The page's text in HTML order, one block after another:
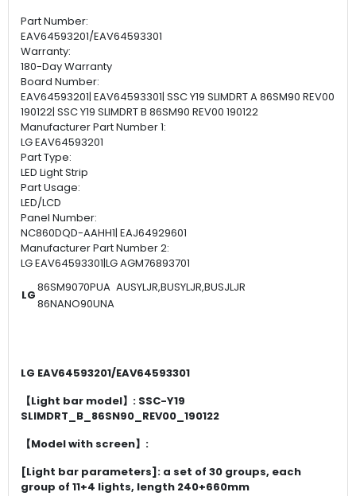
Part Number:
EAV64593201/EAV64593301
Warranty:
180-Day Warranty
Board Number:
EAV64593201| EAV64593301| SSC Y19 SLIMDRT A 86SM90 REV00
190122| SSC Y19 SLIMDRT B 86SM90 REV00 190122
Manufacturer Part Number 1:
LG EAV64593201
Part Type:
LED Light Strip
Part Usage:
LED/LCD
Panel Number:
NC860DQD-AAHH1| EAJ64929601
Manufacturer Part Number 2:
LG EAV64593301|LG AGM76893701
LG
86SM9070PUA AUSYLJR,BUSYLJR,BUSJLJR
86NANO90UNA
LG EAV64593201/EAV64593301
【Light bar model】: SSC-Y19
SLIMDRT_B_86SN90_REV00_190122
【Model with screen】:
[Light bar parameters]: a set of 30 groups, each
group of 11+4 lights, length 240+660mm